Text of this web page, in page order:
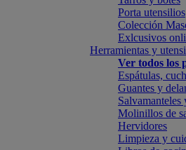
Porta utensilios
Colección
Exlcusivos
Herramientas y
Ver todos los
Espátulas,
Guantes y
Salvamanteles
Molinillos de
Hervidores
Limpieza y